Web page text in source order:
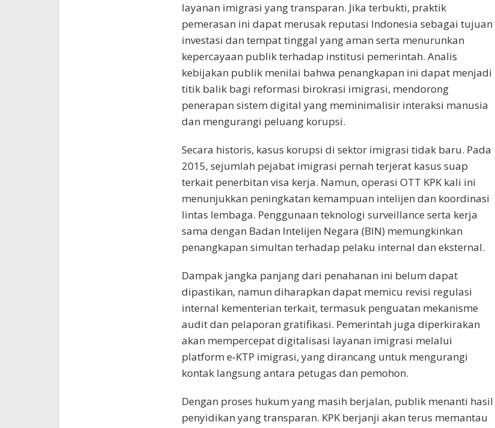
layanan imigrasi yang transparan. Jika terbukti, praktik
pemerasan ini dapat merusak reputasi Indonesia sebagai tujuan
investasi dan tempat tinggal yang aman serta menurunkan
kepercayaan publik terhadap institusi pemerintah. Analis
kebijakan publik menilai bahwa penangkapan ini dapat menjadi
titik balik bagi reformasi birokrasi imigrasi, mendorong
penerapan sistem digital yang meminimalisir interaksi manusia
dan mengurangi peluang korupsi.
Secara historis, kasus korupsi di sektor imigrasi tidak baru. Pada
2015, sejumlah pejabat imigrasi pernah terjerat kasus suap
terkait penerbitan visa kerja. Namun, operasi OTT KPK kali ini
menunjukkan peningkatan kemampuan intelijen dan koordinasi
lintas lembaga. Penggunaan teknologi surveillance serta kerja
sama dengan Badan Intelijen Negara (BIN) memungkinkan
penangkapan simultan terhadap pelaku internal dan eksternal.
Dampak jangka panjang dari penahanan ini belum dapat
dipastikan, namun diharapkan dapat memicu revisi regulasi
internal kementerian terkait, termasuk penguatan mekanisme
audit dan pelaporan gratifikasi. Pemerintah juga diperkirakan
akan mempercepat digitalisasi layanan imigrasi melalui
platform e‑KTP imigrasi, yang dirancang untuk mengurangi
kontak langsung antara petugas dan pemohon.
Dengan proses hukum yang masih berjalan, publik menanti hasil
penyidikan yang transparan. KPK berjanji akan terus memantau